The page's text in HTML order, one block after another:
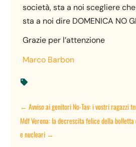
società, sta a noi scegliere
sta a noi dire DOMENICA NO
Grazie per l’attenzione
Marco Barbon

←Avviso ai genitori No-Tav: i vostri ragazzi
Mdf Verona: la decrescita felice della bolletta
e nucleari →